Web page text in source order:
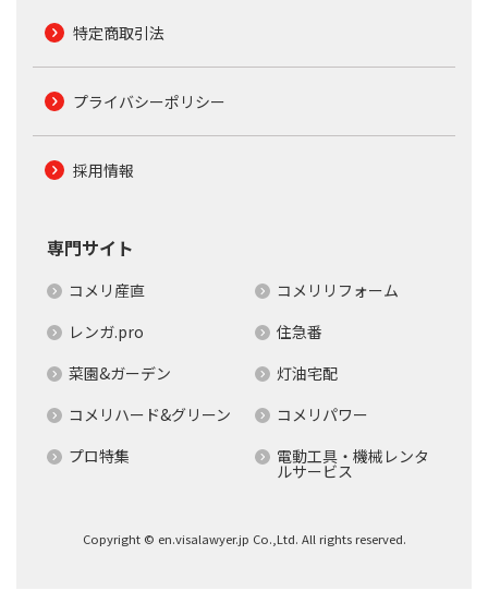
特定商取引法
プライバシーポリシー
採用情報
専門サイト
コメリ産直
コメリリフォーム
レンガ.pro
住急番
菜園&ガーデン
灯油宅配
コメリハード&グリーン
コメリパワー
プロ特集
電動工具・機械レンタ
ルサービス
Copyright © en.visalawyer.jp Co.,Ltd. All rights reserved.